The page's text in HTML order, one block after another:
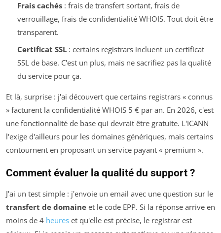
Frais cachés: frais de transfert sortant, frais de
verrouillage, frais de confidentialité WHOIS. Tout doit être
transparent.
Certificat SSL: certains registrars incluent un certificat
SSL de base. C'est un plus, mais ne sacrifiez pas la qualité
du service pour ça.
Et là, surprise : j'ai découvert que certains registrars « connus
» facturent la confidentialité WHOIS 5 € par an. En 2026, c'est
une fonctionnalité de base qui devrait être gratuite. L'ICANN
l'exige d'ailleurs pour les domaines génériques, mais certains
contournent en proposant un service payant « premium ».
Comment évaluer la qualité du support ?
J'ai un test simple : j'envoie un email avec une question sur le
transfert de domaine et le code EPP. Si la réponse arrive en
moins de 4 heures et qu'elle est précise, le registrar est